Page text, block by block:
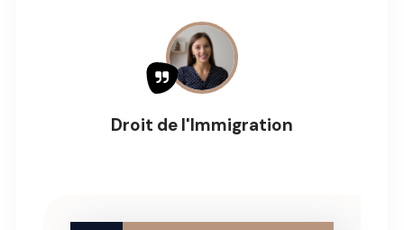
Droit de l'Immigration